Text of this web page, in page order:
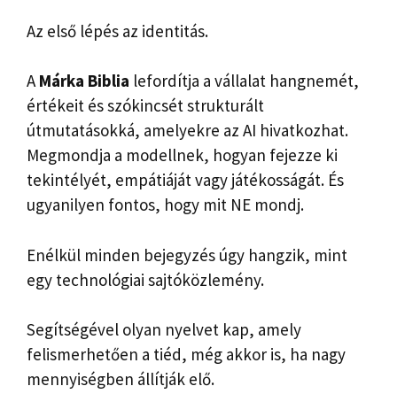
Az első lépés az identitás.
AMárka Biblia lefordítja a vállalat hangnemét,
értékeit és szókincsét strukturált
útmutatásokká, amelyekre az AI hivatkozhat.
Megmondja a modellnek, hogyan fejezze ki
tekintélyét, empátiáját vagy játékosságát. És
ugyanilyen fontos, hogy mit NE mondj.
Enélkül minden bejegyzés úgy hangzik, mint
egy technológiai sajtóközlemény.
Segítségével olyan nyelvet kap, amely
felismerhetően a tiéd, még akkor is, ha nagy
mennyiségben állítják elő.